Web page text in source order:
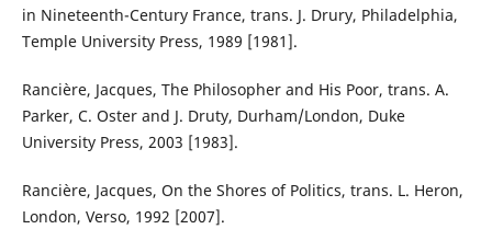
in Nineteenth-Century France, trans. J. Drury, Philadelphia,
Temple University Press, 1989 [1981].
Rancière, Jacques, The Philosopher and His Poor, trans. A.
Parker, C. Oster and J. Druty, Durham/London, Duke
University Press, 2003 [1983].
Rancière, Jacques, On the Shores of Politics, trans. L. Heron,
London, Verso, 1992 [2007].